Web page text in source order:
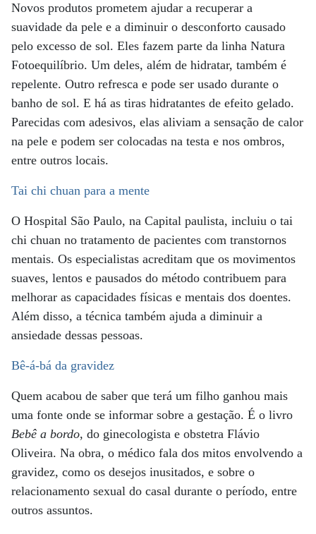
Novos produtos prometem ajudar a recuperar a
suavidade da pele e a diminuir o desconforto causado
pelo excesso de sol. Eles fazem parte da linha Natura
Fotoequilíbrio. Um deles, além de hidratar, também é
repelente. Outro refresca e pode ser usado durante o
banho de sol. E há as tiras hidratantes de efeito gelado.
Parecidas com adesivos, elas aliviam a sensação de calor
na pele e podem ser colocadas na testa e nos ombros,
entre outros locais.
Tai chi chuan para a mente
O Hospital São Paulo, na Capital paulista, incluiu o tai
chi chuan no tratamento de pacientes com transtornos
mentais. Os especialistas acreditam que os movimentos
suaves, lentos e pausados do método contribuem para
melhorar as capacidades físicas e mentais dos doentes.
Além disso, a técnica também ajuda a diminuir a
ansiedade dessas pessoas.
Bê-á-bá da gravidez
Quem acabou de saber que terá um filho ganhou mais
uma fonte onde se informar sobre a gestação. É o livro
Bebê a bordo, do ginecologista e obstetra Flávio
Oliveira. Na obra, o médico fala dos mitos envolvendo a
gravidez, como os desejos inusitados, e sobre o
relacionamento sexual do casal durante o período, entre
outros assuntos.